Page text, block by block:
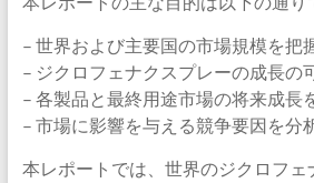
– 世界および主要国の市場規模を把
– ジクロフェナクスプレーの成長の
– 各製品と最終用途市場の将来成長
– 市場に影響を与える競争要因を分
本レポートでは、世界のジクロフェ